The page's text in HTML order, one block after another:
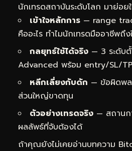
นักเทรดสถาบันระดับโลก มาย่อย
เข้าใจหลักการ — range
คืออะไร ทำไมนักเทรดมืออาชีพถึ
กลยุทธ์ใช้ได้จริง — 3 ระดับ
Advanced พร้อม entry/SL/
หลีกเลี่ยงกับดัก — ข้อผิดพล
ส่วนใหญ่ขาดทุน
ตัวอย่างเทรดจริง — สถาน
ผลลัพธ์ที่จับต้องได้
ถ้าคุณยังไม่เคยอ่านบทความ